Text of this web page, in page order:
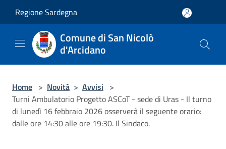
Regione Sardegna
Comune di San Nicolò
d'Arcidano
Home > Novità > Avvisi >
Turni Ambulatorio Progetto ASCoT - sede di Uras - Il turno
di lunedì 16 febbraio 2026 osserverà il seguente orario:
dalle ore 14:30 alle ore 19:30. Il Sindaco.